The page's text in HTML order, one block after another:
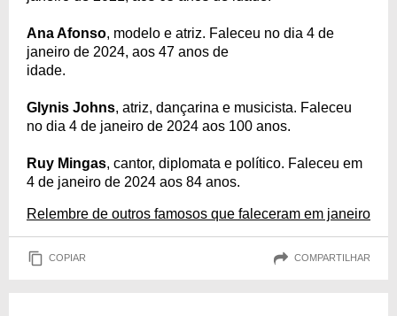
Ana Afonso, modelo e atriz. Faleceu no dia 4 de
janeiro de 2024, aos 47 anos de
idade.
Glynis Johns, atriz, dançarina e musicista. Faleceu
no dia 4 de janeiro de 2024 aos 100 anos.
Ruy Mingas, cantor, diplomata e político. Faleceu em
4 de janeiro de 2024 aos 84 anos.
Relembre de outros famosos que faleceram em janeiro
COPIAR COMPARTILHAR